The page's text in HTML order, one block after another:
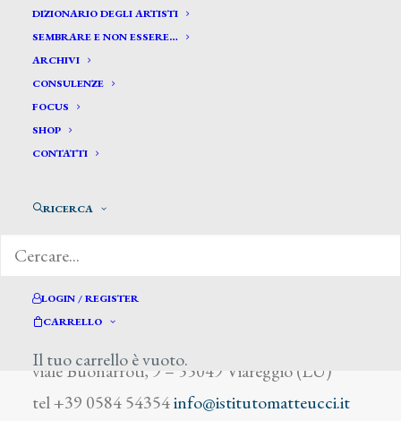
DIZIONARIO DEGLI ARTISTI
SEMBRARE E NON ESSERE…
ARCHIVI
CONSULENZE
FOCUS
SHOP
CONTATTI
RICERCA
LOGIN / REGISTER
CARRELLO
Il tuo carrello è vuoto.
Cottet Charles
viale Buonarroti, 9 – 55049 Viareggio (LU)
tel +39 0584 54354info@istitutomatteucci.it